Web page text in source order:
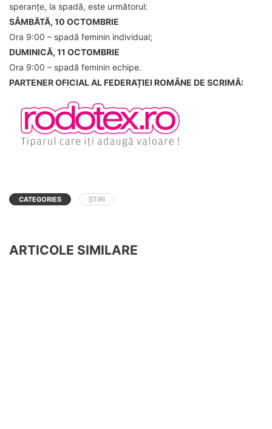
speranțe, la spadă, este următorul:
SÂMBĂTĂ, 10 OCTOMBRIE
Ora 9:00 – spadă feminin individual;
DUMINICĂ, 11 OCTOMBRIE
Ora 9:00 – spadă feminin echipe.
PARTENER OFICIAL AL FEDERAȚIEI ROMÂNE DE SCRIMĂ:
CATEGORIES ȘTIRI
ARTICOLE SIMILARE